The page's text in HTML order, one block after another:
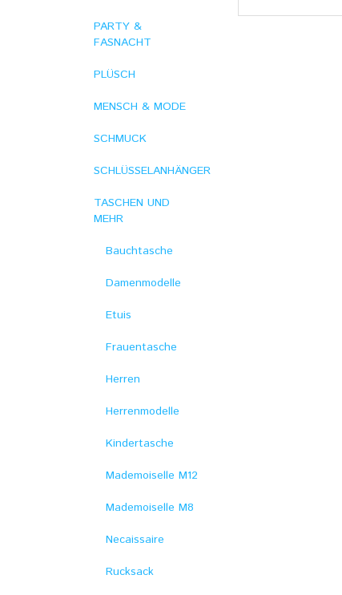
PARTY &
FASNACHT
PLÜSCH
MENSCH & MODE
SCHMUCK
SCHLÜSSELANHÄNGER
TASCHEN UND
MEHR
Bauchtasche
Damenmodelle
Etuis
Frauentasche
Herren
Herrenmodelle
Kindertasche
Mademoiselle M12
Mademoiselle M8
Necaissaire
Rucksack